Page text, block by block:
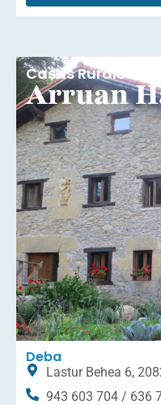
Casas Rurales
Arruan
Deba
Lastur Behea 6,
943 603 704 / 636